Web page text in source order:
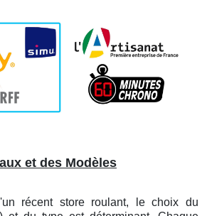
et des Modèles
récent store roulant, le choix du